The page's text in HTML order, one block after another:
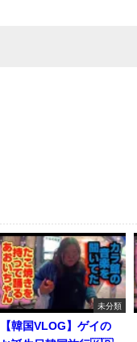
未分類
【韓国VLOG】ゲイの